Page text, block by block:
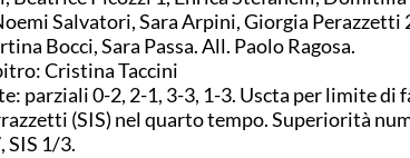
Salvatori, Sara Arpini, Giorgia Perazzetti
Bocci, Sara Passa. All. Paolo Ragosa.
Cristina Taccini
parziali 0-2, 2-1, 3-3, 1-3. Uscta per limite di
(SIS) nel quarto tempo. Superiorità
SIS 1/3.